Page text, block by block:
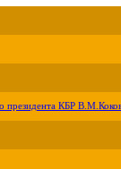
президента КБР